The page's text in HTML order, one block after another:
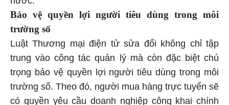
Bảo vệ quyền lợi người tiêu dùng trong môi
trường số
Luật Thương mại điện tử sửa đổi không chỉ tập
trung vào công tác quản lý mà còn đặc biệt chú
trọng bảo vệ quyền lợi người tiêu dùng trong môi
trường số. Theo đó, người mua hàng trực tuyến sẽ
có quyền yêu cầu doanh nghiệp công khai chính